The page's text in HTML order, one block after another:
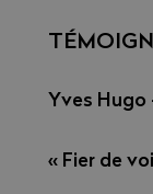
Yves Hugo
« Fier de